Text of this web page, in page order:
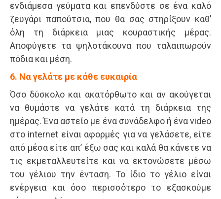
ενδιάμεσα γεύματα και επενδύστε σε ένα καλό
ζευγάρι παπούτσια, που θα σας στηρίξουν καθ’
όλη τη διάρκεια μιας κουραστικής μέρας.
Αποφύγετε τα ψηλοτάκουνα που ταλαιπωρούν
πόδια και μέση.
6. Να γελάτε με κάθε ευκαιρία
Όσο δύσκολο και ακατόρθωτο και αν ακούγεται
να θυμάστε να γελάτε κατά τη διάρκεια της
ημέρας. Ένα αστείο με ένα συνάδελφο ή ένα video
στο internet είναι αφορμές για να γελάσετε, είτε
από μέσα είτε απ’ έξω σας και καλά θα κάνετε να
τις εκμεταλλευτείτε και να εκτονώσετε μέσω
του γέλιου την ένταση. Το ίδιο το γέλιο είναι
ενέργεια και όσο περισσότερο το εξασκούμε